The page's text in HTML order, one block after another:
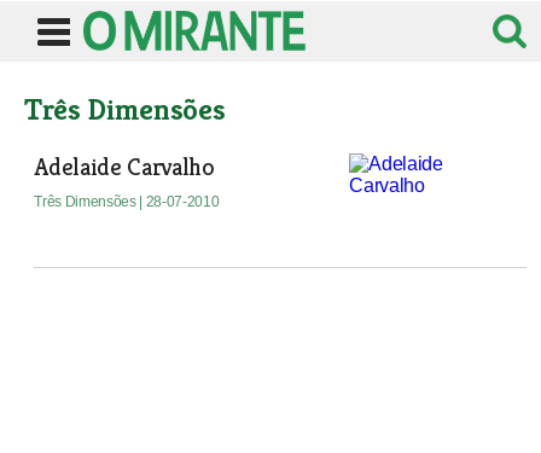
Três Dimensões
Adelaide Carvalho
Três Dimensões | 28-07-2010